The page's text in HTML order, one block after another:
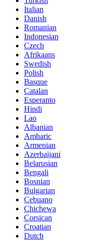
Italian
Danish
Romanian
Indonesian
Czech
Afrikaans
Swedish
Polish
Basque
Catalan
Esperanto
Hindi
Lao
Albanian
Amharic
Armenian
Azerbaijani
Belarusian
Bengali
Bosnian
Bulgarian
Cebuano
Chichewa
Corsican
Croatian
Dutch